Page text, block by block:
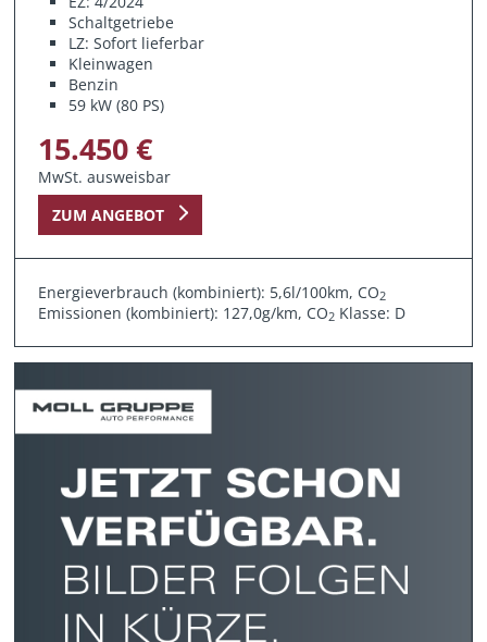
Schaltgetriebe
LZ: Sofort lieferbar
Kleinwagen
Benzin
59 kW (80 PS)
15.450 €
MwSt. ausweisbar
ZUM ANGEBOT
Energieverbrauch (kombiniert): 5,6l/100km, CO2
Emissionen (kombiniert): 127,0g/km, CO2 Klasse: D